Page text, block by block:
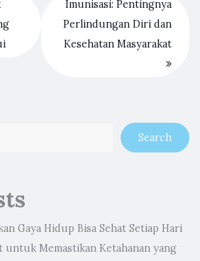
Imunisasi: Pentingnya
Perlindungan Diri dan
Kesehatan Masyarakat
Search
Gaya Hidup Bisa Sehat Setiap Hari
Memastikan Ketahanan yang